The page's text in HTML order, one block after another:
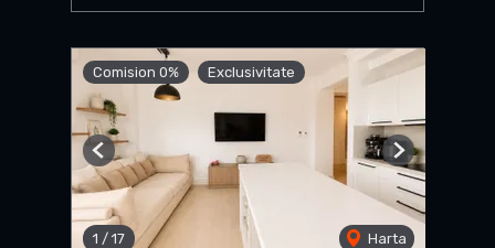
Comision 0% Exclusivitate
1 / 17 Harta
Previous Next